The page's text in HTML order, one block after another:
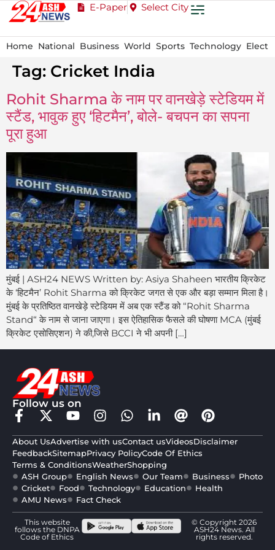
E-Paper Select City
Home National Business World Sports Technology
Tag: Cricket India
Rohit Sharma के नाम पर वानखेड़े स्टेडियम में
स्टैंड, भावुक हुए ‘हिटमैन’, बोले- बचपन का सपना
पूरा हुआ
मुंबई | ASH24 NEWS Written by: Asiya Shaheen भारतीय क्रिकेट
के ‘हिटमैन’ Rohit Sharma को क्रिकेट जगत से एक और बड़ा सम्मान मिला है।
मुंबई के प्रतिष्ठित वानखेड़े स्टेडियम में अब एक स्टैंड को “Rohit Sharma
Stand“ के नाम से जाना जाएगा। इस ऐतिहासिक फैसले की घोषणा MCA (मुंबई
क्रिकेट एसोसिएशन) ने की,जिसे BCCI ने भी अपनी […]
Follow us on
About UsAdvertise with usContact usVideosDisclaimer
FeedbackSitemapPrivacy PolicyCode Of Ethics
Terms & ConditionsWeatherShopping
ASH Group
English News Our Team Business
Photo
Cricket
Food Technology Education
Health
AMU News
Fact Check
This website
follows the DNPA
Code of Ethics
© Copyright 2026
ASH24 News. All
rights reserved.